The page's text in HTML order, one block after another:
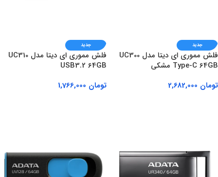
جدید
فلش مموری ای دیتا مدل UC300
Type-C 64GB مشکی
تومان
جدید
فلش مموری ای دیتا مدل UC310
USB3.2 64GB
تومان